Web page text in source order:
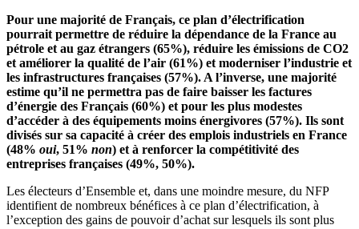
Pour une majorité de Français, ce plan d’électrification
pourrait permettre de réduire la dépendance de la France au
pétrole et au gaz étrangers (65%), réduire les émissions de CO2
et améliorer la qualité de l’air (61%) et moderniser l’industrie et
les infrastructures françaises (57%). A l’inverse, une majorité
estime qu’il ne permettra pas de faire baisser les factures
d’énergie des Français (60%) et pour les plus modestes
d’accéder à des équipements moins énergivores (57%). Ils sont
divisés sur sa capacité à créer des emplois industriels en France
(48% oui, 51% non) et à renforcer la compétitivité des
entreprises françaises (49%, 50%).
Les électeurs d’Ensemble et, dans une moindre mesure, du NFP
identifient de nombreux bénéfices à ce plan d’électrification, à
l’exception des gains de pouvoir d’achat sur lesquels ils sont plus